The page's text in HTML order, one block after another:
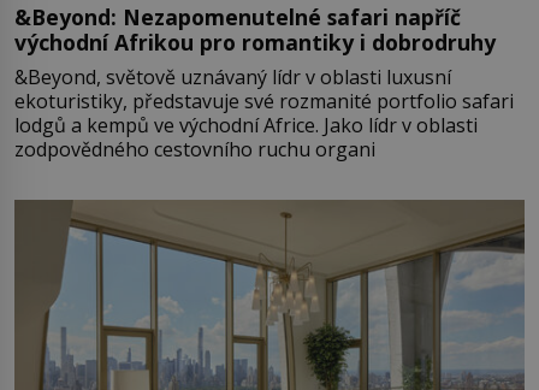
&Beyond: Nezapomenutelné safari napříč
východní Afrikou pro romantiky i dobrodruhy
&Beyond, světově uznávaný lídr v oblasti luxusní
ekoturistiky, představuje své rozmanité portfolio safari
lodgů a kempů ve východní Africe. Jako lídr v oblasti
zodpovědného cestovního ruchu organi